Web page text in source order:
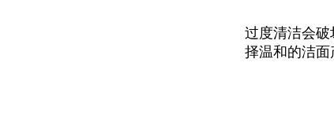
过度清洁会
择温和的洁面